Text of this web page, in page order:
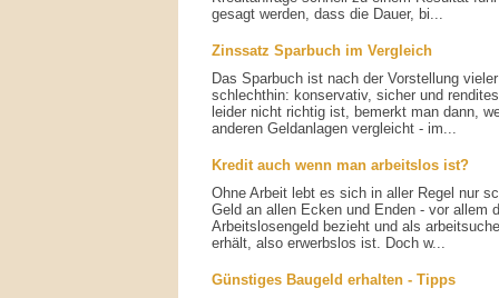
gesagt werden, dass die Dauer, bi...
Zinssatz Sparbuch im Vergleich
Das Sparbuch ist nach der Vorstellung
schlechthin: konservativ, sicher und
leider nicht richtig ist, bemerkt man dann,
anderen Geldanlagen vergleicht - im...
Kredit auch wenn man arbeitslos ist?
Ohne Arbeit lebt es sich in aller Regel nur
Geld an allen Ecken und Enden - vor allem
Arbeitslosengeld bezieht und als
erhält, also erwerbslos ist. Doch w...
Günstiges Baugeld erhalten - Tipps